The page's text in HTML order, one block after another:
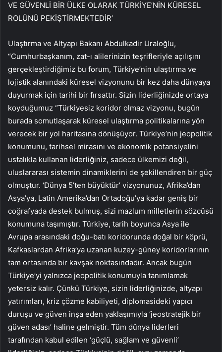
VE GÜVENLİ BİR ÜLKE OLARAK TÜRKİYE’NİN KÜRESEL
ROLÜNÜ PEKİŞTİRMEKTEDİR’
Ulaştırma ve Altyapı Bakanı Abdulkadir Uraloğlu,
“Cumhurbaşkanım, zat-ı alilerinizin teşrifleriyle açılışını
gerçekleştirdiğimiz bu forum, Türkiye’nin ulaştırma ve
lojistik alanındaki küresel vizyonunu bir kez daha dünyaya
duyurmak için tarihi bir fırsattır. Sizin liderliğinizde ortaya
koyduğumuz “Türkiyesiz koridor olmaz vizyonu, bugün
burada somutlaşarak küresel ulaştırma politikalarına yön
verecek bir yol haritasına dönüşüyor. Türkiye’nin jeopolitik
konumunu, tarihsel mirasını ve ekonomik potansiyelini
ustalıkla kullanan liderliğiniz, sadece ülkemizi değil,
uluslararası sistemin dinamiklerini de şekillendiren bir güç
olmuştur. ‘Dünya 5’ten büyüktür’ vizyonunuz, Afrika’dan
Asya’ya, Latin Amerika’dan Ortadoğu’ya kadar geniş bir
coğrafyada destek bulmuş, sizi mazlum milletlerin sözcüsü
konumuna taşımıştır. Türkiye, tarih boyunca Asya ile
Avrupa arasındaki doğu-batı koridorunda doğal bir köprü,
Kafkaslardan Afrika’ya uzanan kuzey-güney koridorlarının
tam ortasında bir kavşak noktasındadır. Ancak bugün
Türkiye’yi yalnızca jeopolitik konumuyla tanımlamak
yetersiz kalır. Çünkü Türkiye, sizin liderliğinizde, altyapı
yatırımları, kriz çözme kabiliyeti, diplomasideki yapıcı
duruşu ve güven inşa eden yaklaşımıyla ‘jeostratejik bir
güven adası’ haline gelmiştir. Tüm dünya liderleri
tarafından kabul edilen ‘güçlü, sağlam ve güvenli’